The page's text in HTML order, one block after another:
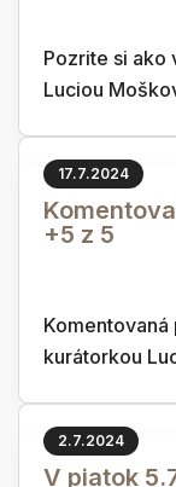
Pozrite si ako
Luciou
17.7.2024
+5 z 5
kurátorkou
2.7.2024
V piatok